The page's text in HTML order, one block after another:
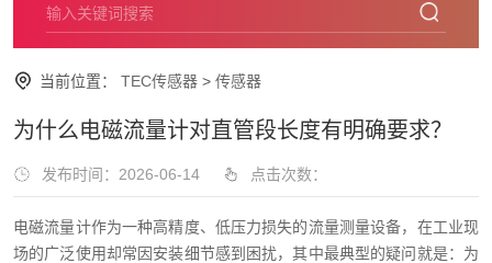
当前位置： TEC传感器 > 传感器
为什么电磁流量计对直管段长度有明确要求？
发布时间：2026-06-14 点击次数：
电磁流量计作为一种高精度、低压力损失的流量测量设备，在工业现
场的广泛使用却常因安装细节感到困扰，其中最典型的疑问就是：为